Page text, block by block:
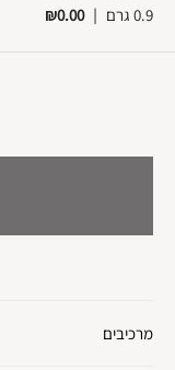
0.9 גרם |
₪0.00
מרכיבים